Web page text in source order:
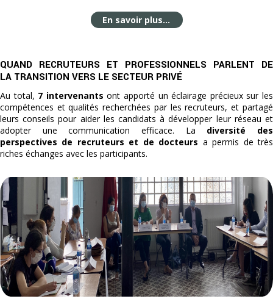
En savoir plus...
QUAND RECRUTEURS ET PROFESSIONNELS PARLENT DE
LA TRANSITION VERS LE SECTEUR PRIVÉ
Au total, 7 intervenants ont apporté un éclairage précieux sur les
compétences et qualités recherchées par les recruteurs, et partagé
leurs conseils pour aider les candidats à développer leur réseau et
adopter une communication efficace. La diversité des
perspectives de recruteurs et de docteurs a permis de très
riches échanges avec les participants.